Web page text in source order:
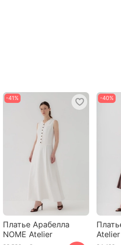
-41%
Платье Арабелла
NOME Atelier
-40%
Atelier